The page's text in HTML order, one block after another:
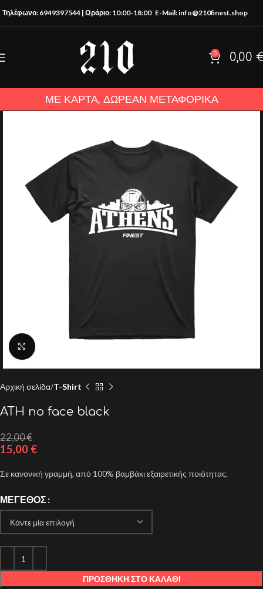
Τηλέφωνο: 6949397544 | Ωράριο: 10:00-18:00 E-Mail: info@210finest.shop
0 0,00
ΜΕ ΚΑΡΤΑ, ΔΩΡΕΑΝ ΜΕΤΑΦΟΡΙΚΑ
Click to enlarge
Αρχική σελίδα T-Shirt
ATH no face black
22,00€
15,00 €
Σε κανονική γραμμή, από 100% βαμβάκι εξαιρετικής ποιότητας.
ΜΈΓΕΘΟΣ
ΠΡΟΣΘΉΚΗ ΣΤΟ ΚΑΛΆΘΙ